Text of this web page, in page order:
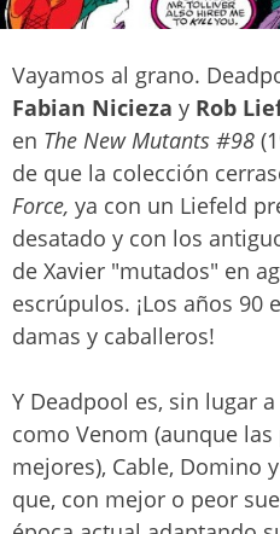
Vayamos al grano.
Fabian Nicieza y Rob
en The New Mutants #98
de que la colección
Force, ya con un Liefeld
desatado y con los
de Xavier "mutados" en
escrúpulos. ¡Los años 90
damas y caballeros!
Y Deadpool es, sin lugar
como Venom (aunque
mejores), Cable, Domino
que, con mejor o peor